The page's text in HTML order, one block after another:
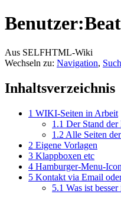
Aus SELFHTML-Wiki
Wechseln zu: Navigation,
Inhaltsverzeichnis
1 WIKI-Seiten in Arbeit
1.1 Der Stand der
1.2 Alle Seiten
2 Eigene Vorlagen
3 Klappboxen etc
4 Hamburger-Menu-Icon
5 Kontakt via Email
5.1 Was ist